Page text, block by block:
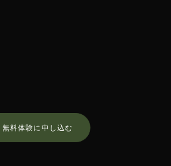
無料体験に申し込む